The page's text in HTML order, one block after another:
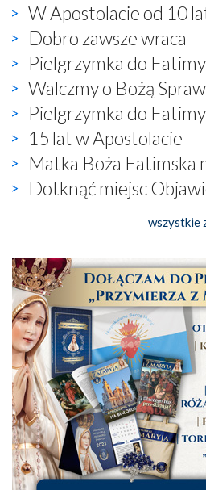
W Apostolacie od 10
Dobro zawsze wraca
Pielgrzymka do Fatimy
Walczmy o Bożą
Pielgrzymka do Fatimy
15 lat w Apostolacie
Matka Boża Fatimska
Dotknąć miejsc
wszystkie